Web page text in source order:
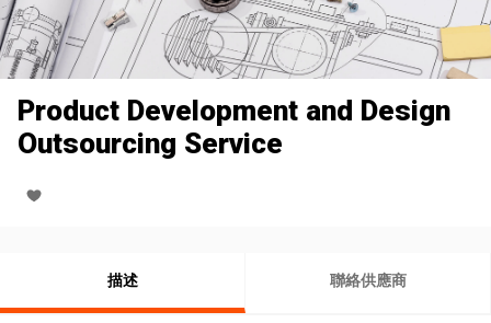
Product Development and Design
Outsourcing Service
描述 聯絡供應商